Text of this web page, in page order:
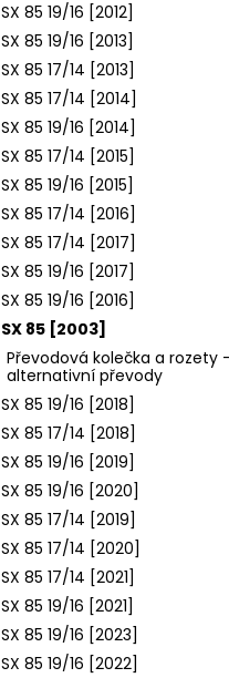
SX 85 19/16 [2012]
SX 85 19/16 [2013]
SX 85 17/14 [2013]
SX 85 17/14 [2014]
SX 85 19/16 [2014]
SX 85 17/14 [2015]
SX 85 19/16 [2015]
SX 85 17/14 [2016]
SX 85 17/14 [2017]
SX 85 19/16 [2017]
SX 85 19/16 [2016]
SX 85 [2003]
Převodová kolečka a rozety -
alternativní převody
SX 85 19/16 [2018]
SX 85 17/14 [2018]
SX 85 19/16 [2019]
SX 85 19/16 [2020]
SX 85 17/14 [2019]
SX 85 17/14 [2020]
SX 85 17/14 [2021]
SX 85 19/16 [2021]
SX 85 19/16 [2023]
SX 85 19/16 [2022]